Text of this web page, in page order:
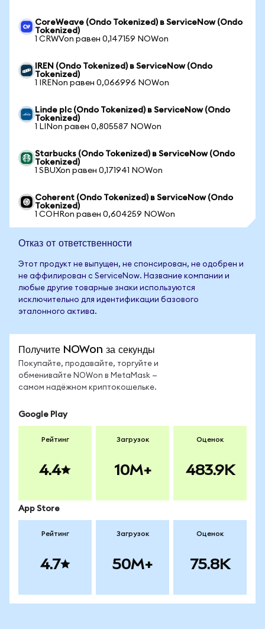
CoreWeave (Ondo Tokenized) в ServiceNow (Ondo
Tokenized)
1 CRWVon равен 0,147159 NOWon
IREN (Ondo Tokenized) в ServiceNow (Ondo
Tokenized)
1 IRENon равен 0,066996 NOWon
Linde plc (Ondo Tokenized) в ServiceNow (Ondo
Tokenized)
1 LINon равен 0,805587 NOWon
Starbucks (Ondo Tokenized) в ServiceNow (Ondo
Tokenized)
1 SBUXon равен 0,171941 NOWon
Coherent (Ondo Tokenized) в ServiceNow (Ondo
Tokenized)
1 COHRon равен 0,604259 NOWon
Отказ от ответственности
Этот продукт не выпущен, не спонсирован, не одобрен и
не аффилирован с ServiceNow. Название компании и
любые другие товарные знаки используются
исключительно для идентификации базового
эталонного актива.
Получите NOWon за секунды
Покупайте, продавайте, торгуйте и
обменивайте NOWon в MetaMask —
самом надёжном криптокошельке.
Google Play
Рейтинг
4.4
Загрузок
10M+
Оценок
483.9K
App Store
Рейтинг
4.7
Загрузок
50M+
Оценок
75.8K